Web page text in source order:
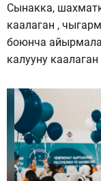
Сынакка,
каалаган ,
боюнча
калууну